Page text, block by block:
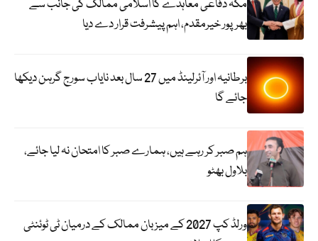
مکہ دفاعی معاہدے کا اسلامی ممالک کی جانب سے
بھرپور خیرمقدم، اہم پیشرفت قرار دے دیا
برطانیہ اور آئرلینڈ میں 27 سال بعد نایاب سورج گرہن دیکھا
جائے گا
ہم صبر کر رہے ہیں، ہمارے صبر کا امتحان نہ لیا جائے،
بلاول بھٹو
ورلڈ کپ 2027 کے میزبان ممالک کے درمیان ٹی ٹوئنٹی